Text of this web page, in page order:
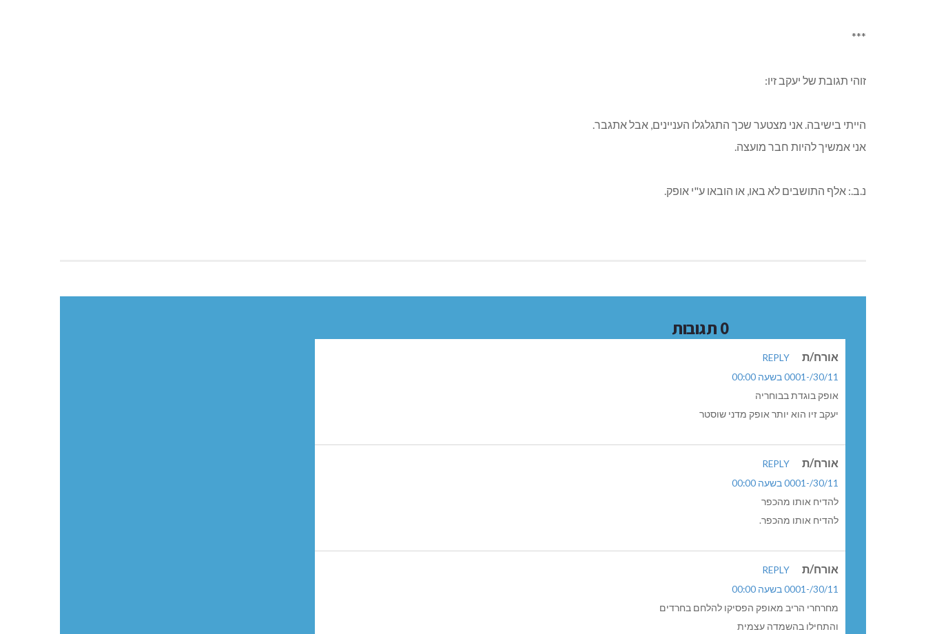
***
זוהי תגובת של יעקב זיו:
הייתי בישיבה. אני מצטער שכך התגלגלו העניינים, אבל אתגבר.
אני אמשיך להיות חבר מועצה.
נ.ב.: אלף התושבים לא באו, או הובאו ע"י אופק.
0 תגובות
אורח/ת
REPLY
30/11/-0001 בשעה 00:00
אופק בוגדת בבוחריה
יעקב זיו הוא יותר אופק מדני שוסטר
אורח/ת
REPLY
30/11/-0001 בשעה 00:00
להדיח אותו מהכפר
להדיח אותו מהכפר.
אורח/ת
REPLY
30/11/-0001 בשעה 00:00
מחרחרי הריב מאופק הפסיקו להלחם בחרדים
והתחילו בהשמדה עצמית